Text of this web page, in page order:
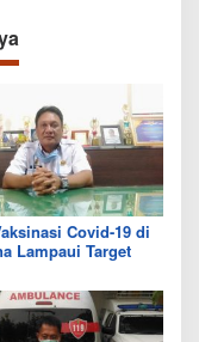
Covid-19 di
Lampaui Target